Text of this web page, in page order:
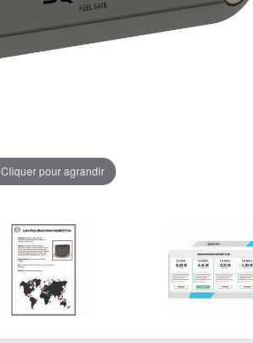
Cliquer pour agrandir